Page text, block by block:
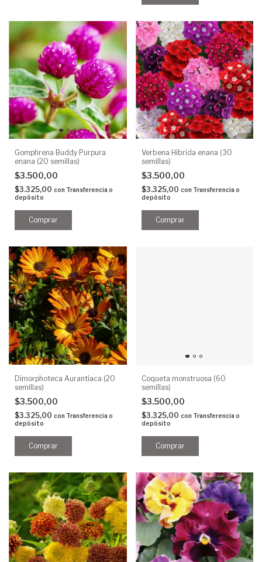
Gomphrena Buddy Purpura
enana (20 semillas)
$3.500,00
$3.325,00 con Transferencia o
depósito
Verbena Hibrida enana (30
semillas)
$3.500,00
$3.325,00 con Transferencia o
depósito
Dimorphoteca Aurantiaca (20
semillas)
$3.500,00
$3.325,00 con Transferencia o
depósito
Coqueta monstruosa (60
semillas)
$3.500,00
$3.325,00 con Transferencia o
depósito